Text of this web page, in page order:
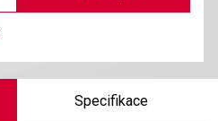
Specifikace